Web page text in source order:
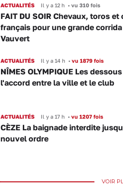
ACTUALITÉS Il y a 12 h •vu 310 fois
FAIT DU SOIR Chevaux, toros et
français pour une grande corrida
Vauvert
ACTUALITÉS Il y a 14 h •vu 1879 fois
NÎMES OLYMPIQUE Les
l'accord entre la ville et le club
ACTUALITÉS Il y a 17 h •vu 1207 fois
CÈZE La baignade interdite
nouvel ordre
VOIR